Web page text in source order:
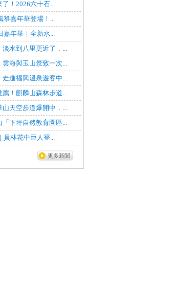
！2026六十石...
箏嘉年華登場！...
嘉年華｜全新水...
水到八里更近了，...
海與玉山景致一次...
進福興溫泉遊客中...
！麒麟山森林步道...
天空步道爆開中，...
下坪自然教育園區...
員林花中巨人登...
更多新聞